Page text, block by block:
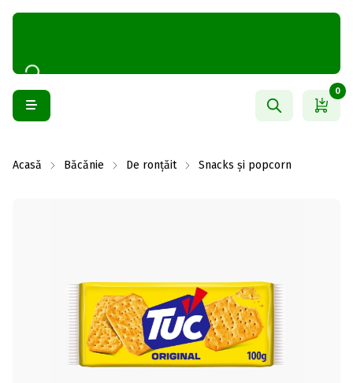
0
Acasă Băcănie De ronțăit Snacks și popcorn